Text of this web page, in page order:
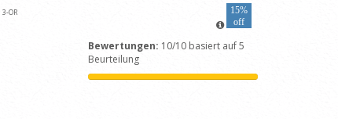
3-OR
15%
off
Bewertungen: 10/10 basiert auf 5
Beurteilung